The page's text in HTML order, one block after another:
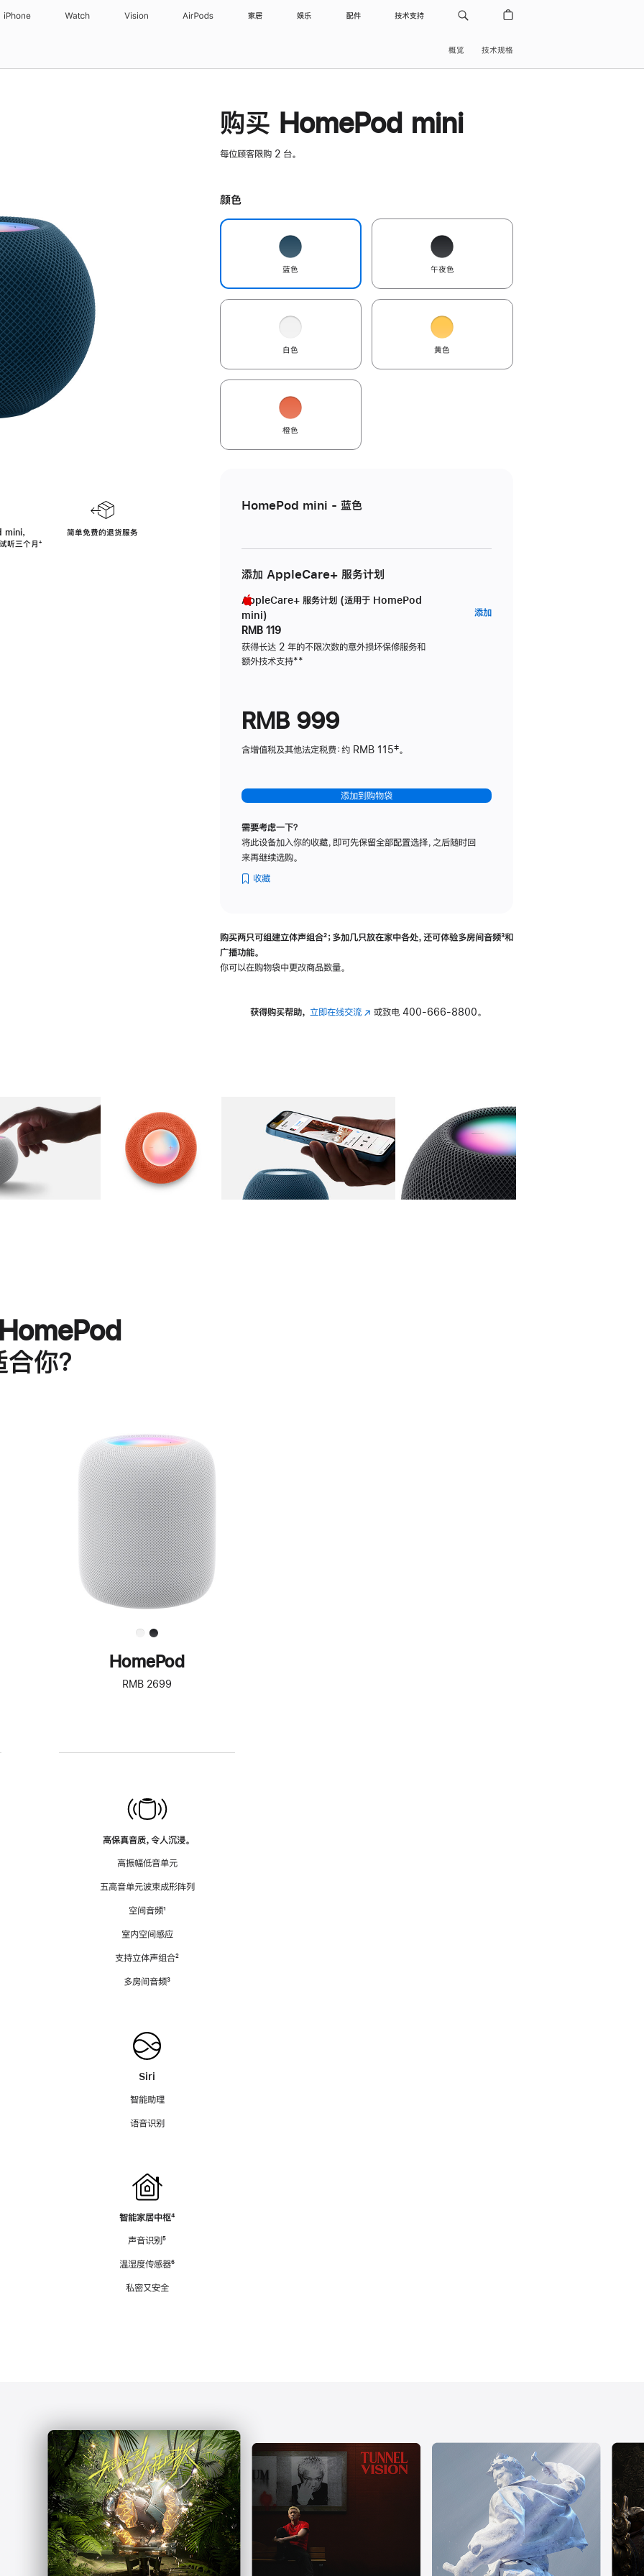
iPhone Watch Vision AirPods 家居 娱乐 配件 技术支持
概览 技术规格
，
听三个月脚
⁺
简单免费的退货服务
购买 HomePod mini
每位顾客限购 2 台。
颜色
蓝色 午夜色
白色 黄色
橙色
HomePod mini - 蓝色
添加 AppleCare+ 服务计划
AppleCare+ 服务计划 (适用于 HomePod
mini)
RMB 119
获得长达 2 年的不限次数的意外损坏保修服务和
额外技术支持脚
**
添加AppleCare+
RMB 999
含增值税及其他法定税费：约 RMB 115‡。
添加到购物袋
需要考虑一下？
将此设备加入你的收藏，即可先保留全部配置选择，之后随时回
来再继续选购。
收藏
购买两只可组建立体声组合脚
²；多加几只放在家中各处，还可体验多‍房‍间音频脚
³和
广播功能。
你可以在购物袋中更改商品数量。
获得购买帮助， 立即在线交流(在 或致电 400-666-8800。
图库 图像 图库 图像 图库 图像 4 图库 图像 5
你？
进
一
步
了
解
HomePod<
HomePod
RMB 2699
高保真音质，令人沉浸。
高振幅低音单元
五高音单元波束成形阵列
空间音频脚
¹
室内空间感应
支持立体声组合脚
²
多房间音频脚
³
Siri
智能助理
语音识别
智能家居中枢脚
⁴
声音识别脚
⁵
温湿度传感器脚
⁶
私密又安全